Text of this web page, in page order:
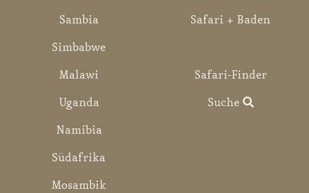
Sambia
Simbabwe
Malawi
Uganda
Namibia
Südafrika
Mosambik
Safari + Baden
Safari-Finder
Suche